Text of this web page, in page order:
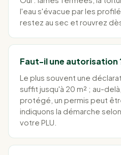
l'eau s'évacue par les
restez au sec et rouvrez
Faut-il une autorisation
Le plus souvent une
suffit jusqu'à 20 m² ; au-
protégé, un permis peut
indiquons la démarche
votre PLU.